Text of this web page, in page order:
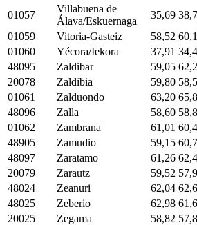
01057
Villabuena de
Álava/Eskuernaga
35,69
01059
Vitoria-Gasteiz 58,52
01060
Yécora/Iekora 37,91
48095
Zaldibar 59,05
20078
Zaldibia 59,80
01061
Zalduondo 63,20
48096
Zalla 58,60
01062
Zambrana 61,01
48905
Zamudio 59,15
48097
Zaratamo 61,26
20079
Zarautz 59,52
48024
Zeanuri 62,04
48025
Zeberio 62,98
20025
Zegama 58,82